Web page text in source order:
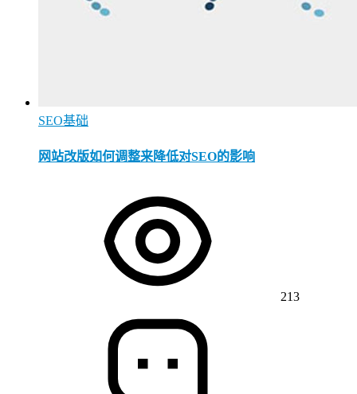
SEO基础
网站改版如何调整来降低对SEO的影响
213